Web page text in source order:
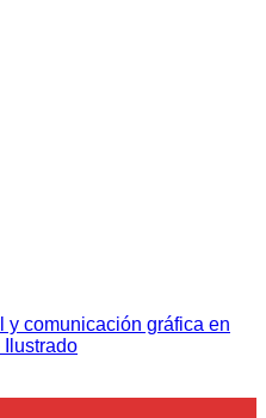
y comunicación gráfica en